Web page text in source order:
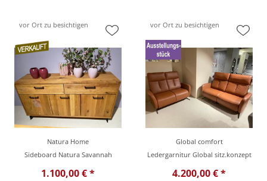
vor Ort zu besichtigen
Natura Home
Sideboard Natura Savannah
1.100,00 € *
vor Ort zu besichtigen
Global comfort
Ledergarnitur Global sitz.konzept
4.200,00 € *